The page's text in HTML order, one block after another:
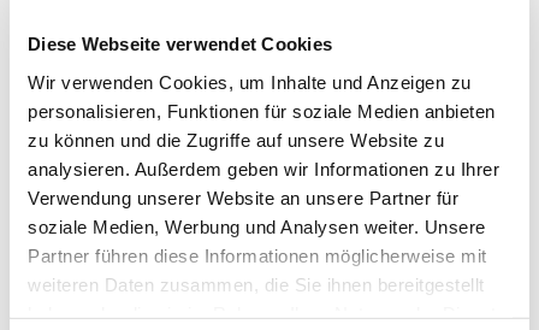
Diese Webseite verwendet Cookies
Wir verwenden Cookies, um Inhalte und Anzeigen zu
personalisieren, Funktionen für soziale Medien anbieten
zu können und die Zugriffe auf unsere Website zu
analysieren. Außerdem geben wir Informationen zu Ihrer
Verwendung unserer Website an unsere Partner für
soziale Medien, Werbung und Analysen weiter. Unsere
Partner führen diese Informationen möglicherweise mit
weiteren Daten zusammen, die Sie ihnen bereitgestellt
Envestor Community im
Überblick
Envestor Challenge– Wieviel Sterne hat
Ihr Depot?
Top-Seller-Fonds– Die am häufigsten
gekauften Fonds
Flop-Seller-Fonds– Die Fonds mit den
höchsten Mittelabflüssen
Top-Impact Fonds– Die Fonds, die die
Envestoren am meisten nach vorne